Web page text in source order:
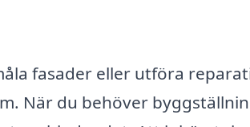
fasader eller utföra
När du behöver